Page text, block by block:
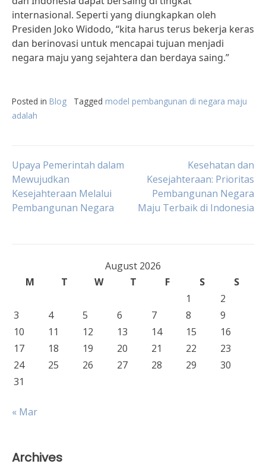
internasional. Seperti yang diungkapkan oleh
Presiden Joko Widodo, “kita harus terus bekerja keras
dan berinovasi untuk mencapai tujuan menjadi
negara maju yang sejahtera dan berdaya saing.”
Posted in Blog Tagged model pembangunan di negara maju
adalah
Post
navigation
Upaya Pemerintah dalam
Mewujudkan
Kesejahteraan Melalui
Pembangunan Negara
Kesehatan dan
Kesejahteraan: Prioritas
Pembangunan Negara
Maju Terbaik di Indonesia
August 2026
M
T W T F S
S
1
2
3
4 5 6 7 8
9
10
11 12 13 14 15
16
17
18 19 20 21 22
23
24
25 26 27 28 29
30
31
« Mar
Archives